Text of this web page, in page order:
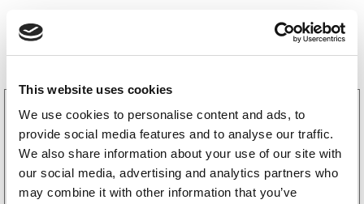
This website uses cookies
We use cookies to personalise content and ads, to
provide social media features and to analyse our traffic.
We also share information about your use of our site with
our social media, advertising and analytics partners who
may combine it with other information that you’ve
Storsäljare
3160052
LGF Skylt Självhäftande
238
kr (190kr exkl. moms)